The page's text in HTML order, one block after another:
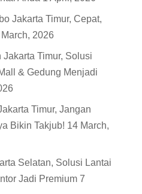
Jakarta Timur, Cepat,
2026
Jakarta Timur, Solusi
& Gedung Menjadi
Timur, Jangan
Bikin Takjub! 14 March,
Selatan, Solusi Lantai
Jadi Premium 7